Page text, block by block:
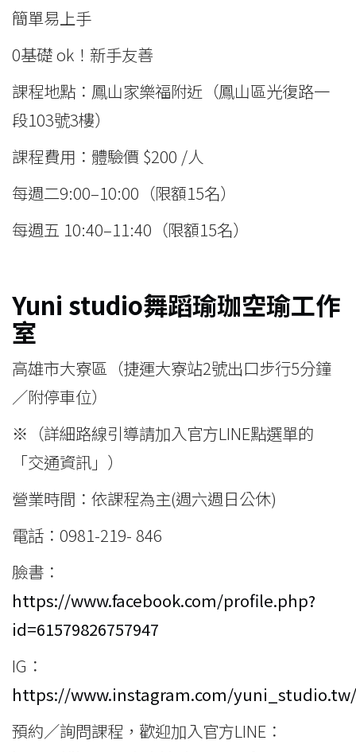
簡單易上手
0基礎 ok！新手友善
課程地點：鳳山家樂福附近（鳳山區光復路一
段103號3樓）
課程費用：體驗價 $200 /人
每週二9:00–10:00（限額15名）
每週五 10:40–11:40（限額15名）
Yuni studio舞蹈瑜珈空瑜工作
室
高雄市大寮區（捷運大寮站2號出口步行5分鐘
／附停車位）
※（詳細路線引導請加入官方LINE點選單的
「交通資訊」）
營業時間：依課程為主(週六週日公休)
電話：0981-219- 846
臉書：
https://www.facebook.com/profile.php?
id=61579826757947
IG：
https://www.instagram.com/yuni_studio.tw/
預約／詢問課程，歡迎加入官方LINE：